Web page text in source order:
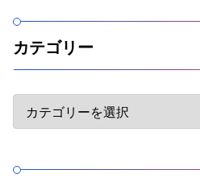
カテゴリー